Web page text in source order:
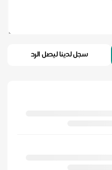
سجل لدينا ليصل الرد